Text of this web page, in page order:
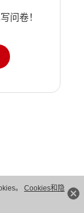
。 Cookies和隐
问卷！
粤A2-20044005号